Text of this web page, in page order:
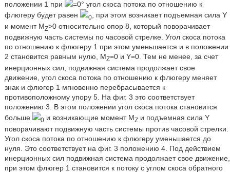
положении 1 при
=0° угол скоса потока по отношению к
флюгеру будет равен
0, при этом возникает подъемная сила Y
и момент MZ>0 относительно опор 8, который поворачивает
подвижную часть системы по часовой стрелке. Угол скоса потока
по отношению к флюгеру 1 при этом уменьшается и в положении
2 становится равным нулю, MZ=0 и Y=0. Тем не менее, за счет
инерционных сил, подвижная система продолжает свое
движение, угол скоса потока по отношению к флюгеру меняет
знак и флюгер 1 мгновенно перебрасывается к
противоположному упору 5. На фиг. 3 это соответствует
положению 3. В этом положении угол скоса потока становится
больше
0и возникающие момент MZи подъемная сила Y
поворачивают подвижную часть системы против часовой стрелки.
Угол скоса потока по отношению к флюгеру уменьшается до
нуля. Это соответствует на фиг. 3 положению 4. Под действием
инерционных сил подвижная система продолжает свое движение,
при этом флюгер 1 становится к потоку с углом скоса обратного